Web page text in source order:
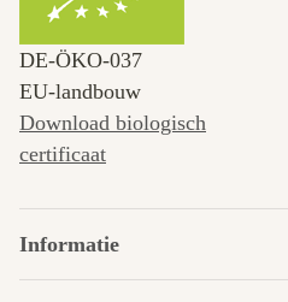
DE‑ÖKO‑037
EU-landbouw
Download biologisch
certificaat
Informatie